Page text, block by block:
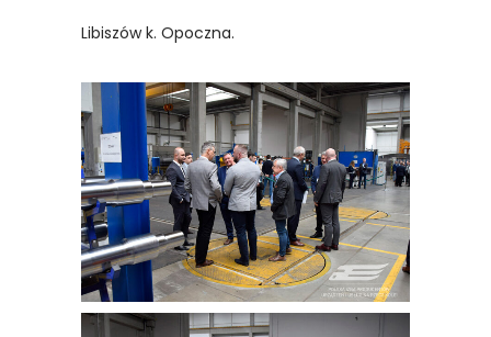
Libiszów k. Opoczna.